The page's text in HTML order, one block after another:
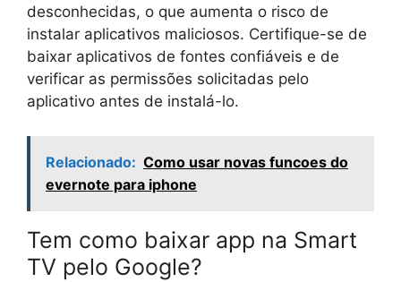
desconhecidas, o que aumenta o risco de
instalar aplicativos maliciosos. Certifique-se de
baixar aplicativos de fontes confiáveis e de
verificar as permissões solicitadas pelo
aplicativo antes de instalá-lo.
Relacionado: Como usar novas funcoes do
evernote para iphone
Tem como baixar app na Smart
TV pelo Google?